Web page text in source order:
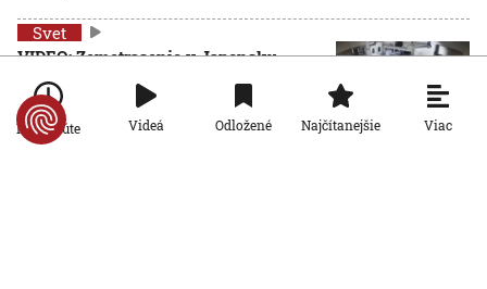
Svet
VIDEO: Zemetrasenie v Japonsku
zastihlo lekárov uprostred operácie,
pacienta chránili vlastnými telami
7. 8. 2026, 15:01:59
Po minúte Videá Odložené Najčítanejšie Viac